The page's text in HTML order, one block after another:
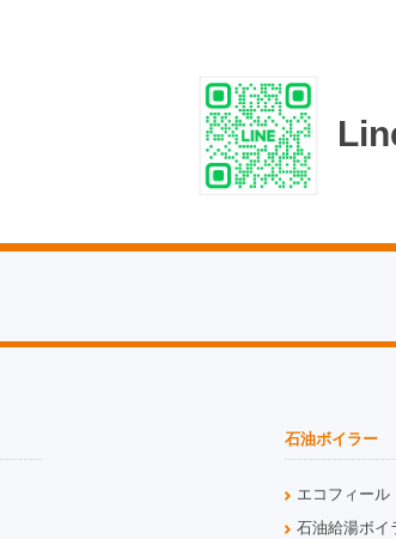
石油ボイラー
エコフィール
石油給湯ボイ